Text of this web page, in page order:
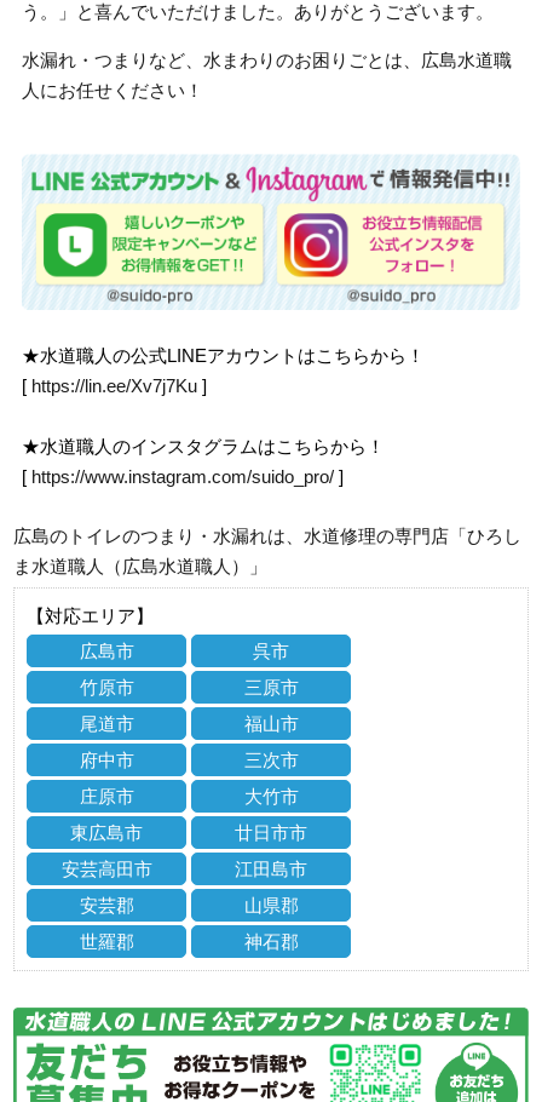
う。」と喜んでいただけました。ありがとうございます。
水漏れ・つまりなど、水まわりのお困りごとは、広島水道職
人にお任せください！
★水道職人の公式LINEアカウントはこちらから！
[ https://lin.ee/Xv7j7Ku ]
★水道職人のインスタグラムはこちらから！
[ https://www.instagram.com/suido_pro/ ]
広島のトイレのつまり・水漏れは、水道修理の専門店「ひろし
ま水道職人（広島水道職人）」
【対応エリア】
広島市
呉市
竹原市
三原市
尾道市
福山市
府中市
三次市
庄原市
大竹市
東広島市
廿日市市
安芸高田市
江田島市
安芸郡
山県郡
世羅郡
神石郡